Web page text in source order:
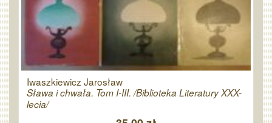
Iwaszkiewicz Jarosław
Sława i chwała. Tom I-III. /Biblioteka Literatury XXX-
lecia/